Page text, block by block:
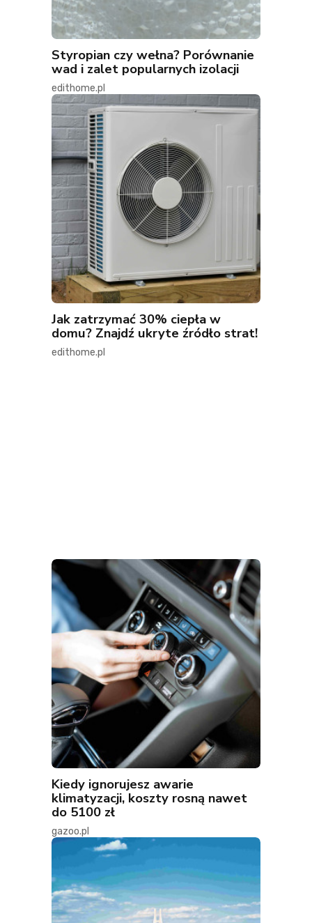
Styropian czy wełna? Porównanie
wad i zalet popularnych izolacji
edithome.pl
Jak zatrzymać 30% ciepła w
domu? Znajdź ukryte źródło strat!
edithome.pl
Kiedy ignorujesz awarie
klimatyzacji, koszty rosną nawet
do 5100 zł
gazoo.pl